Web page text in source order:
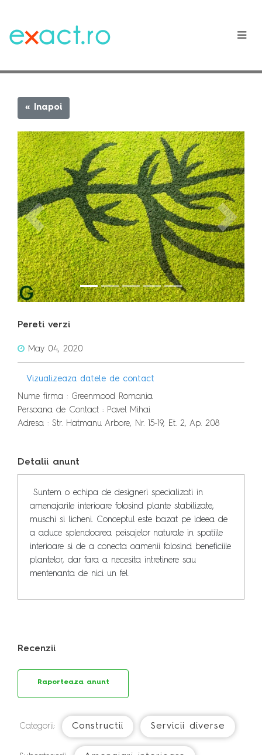
« Inapoi
Previous Next
Pereti verzi
May 04, 2020
Vizualizeaza datele de contact
Nume firma : Greenmood Romania
Persoana de Contact : Pavel Mihai
Adresa : Str. Hatmanu Arbore, Nr. 15-19, Et. 2, Ap. 208
Detalii anunt
amenajarile interioare folosind plante stabilizate,
muschi si licheni. Conceptul este bazat pe ideea de
a aduce splendoarea peisajelor naturale in spatiile
interioare si de a conecta oamenii folosind beneficiile
plantelor, dar fara a necesita intretinere sau
mentenanta de nici un fel.
Recenzii
Raporteaza anunt
Categorii: Constructii Servicii diverse